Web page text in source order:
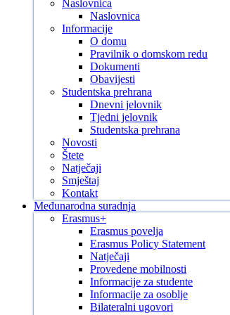
Naslovnica
Naslovnica
Informacije
O domu
Pravilnik o domskom redu
Dokumenti
Obavijesti
Studentska prehrana
Dnevni jelovnik
Tjedni jelovnik
Studentska prehrana
Novosti
Štete
Natječaji
Smještaj
Kontakt
Međunarodna suradnja
Erasmus+
Erasmus povelja
Erasmus Policy Statement
Natječaji
Provedene mobilnosti
Informacije za studente
Informacije za osoblje
Bilateralni ugovori